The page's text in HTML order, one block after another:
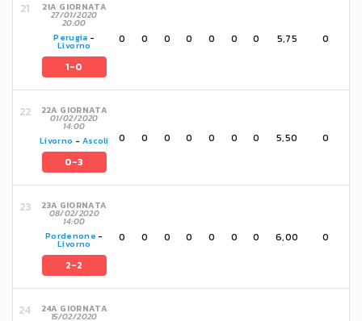
21A GIORNATA
27/01/2020
20:00
Perugia -
Livorno
1-0
0 0 0 0 0 0 0 5,75 0
22A GIORNATA
01/02/2020
14:00
Livorno - Ascoli
0-3
0 0 0 0 0 0 0 5,50 0
23A GIORNATA
08/02/2020
14:00
Pordenone -
Livorno
2-2
0 0 0 0 0 0 0 6,00 0
24A GIORNATA
15/02/2020